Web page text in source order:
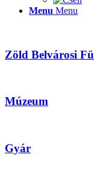
Menu Menu
Zöld Belvárosi
Múzeum
Gyár